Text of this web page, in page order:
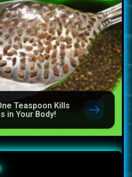
Teaspoon Kills
in Your Body!